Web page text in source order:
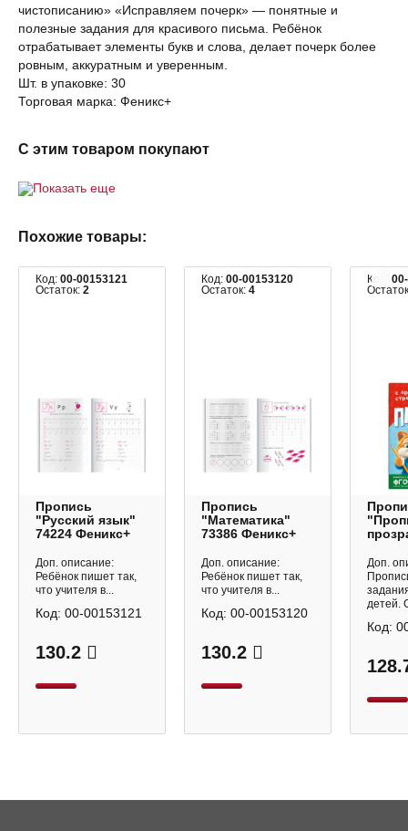
чистописанию» «Исправляем почерк» — понятные и
полезные задания для красивого письма. Ребёнок
отрабатывает элементы букв и слова, делает почерк более
ровным, аккуратным и уверенным.
Шт. в упаковке: 30
Торговая марка: Феникс+
С этим товаром покупают
Показать еще
Похожие товары:
Код: 00-00153121
Остаток: 2
Пропись
"Русский язык"
74224 Феникс+
Доп. описание:
Ребёнок пишет так,
что учителя в...
130.2
Код: 00-00153121
Код: 00-00153120
Остаток: 4
Пропись
"Математика"
73386 Феникс+
Доп. описание:
Ребёнок пишет так,
что учителя в...
130.2
Код: 00-00153120
Код:
71482
Доп.
детей.
Код: